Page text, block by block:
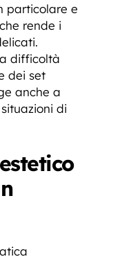
particolare e
rende i
difficoltà
dei set
anche a
di